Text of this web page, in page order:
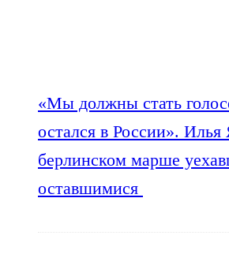
«Мы должны стать
остался в России».
берлинском марше
оставшимися